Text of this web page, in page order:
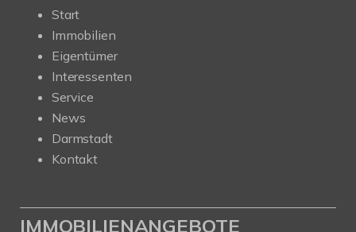
Start
Immobilien
Eigentümer
Interessenten
Service
News
Darmstadt
Kontakt
IMMOBILIENANGEBOTE